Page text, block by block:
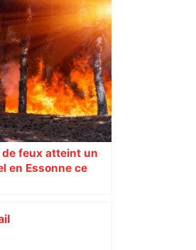
bouchons et c'est
km de
de Toulouse ce
donne les
feux atteint un
en Essonne ce